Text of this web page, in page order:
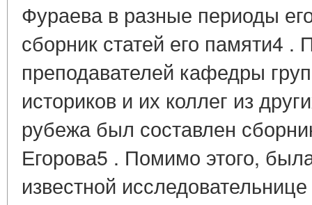
Фураева в разные периоды
сборник статей его памяти4 .
преподавателей кафедры
историков и их коллег из
рубежа был составлен
Егорова5 . Помимо этого,
известной